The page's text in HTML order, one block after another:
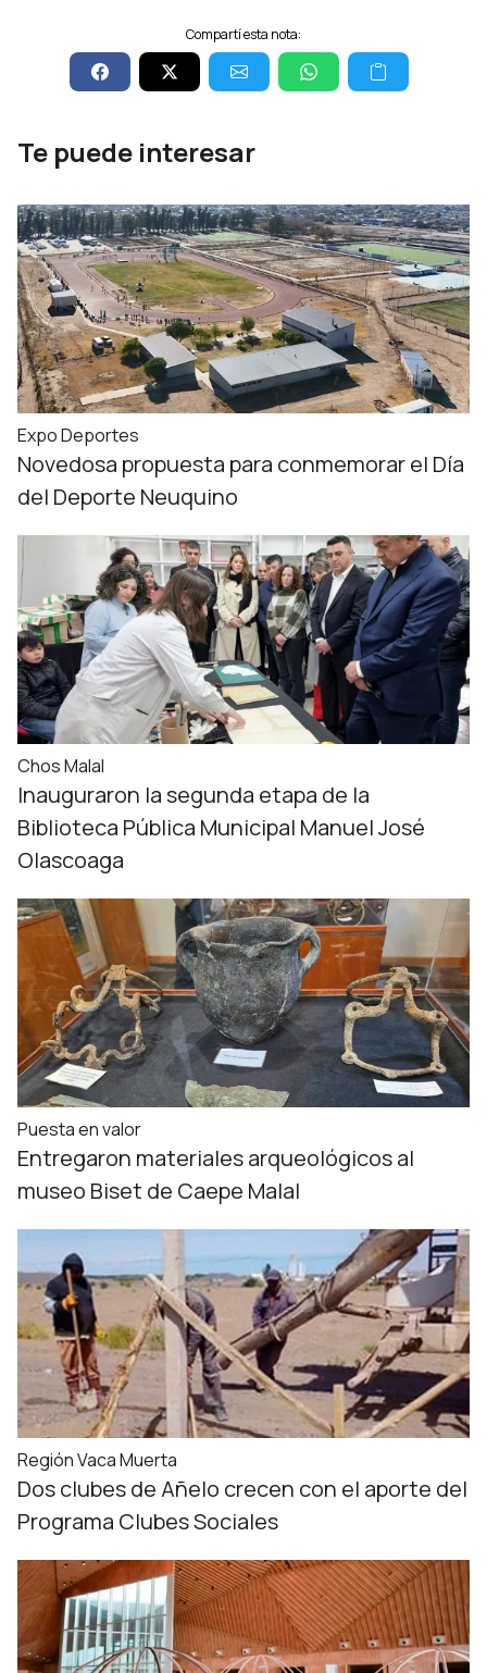
Compartí esta nota:
Te puede interesar
Expo Deportes
Novedosa propuesta para conmemorar el Día
del Deporte Neuquino
Chos Malal
Inauguraron la segunda etapa de la
Biblioteca Pública Municipal Manuel José
Olascoaga
Puesta en valor
Entregaron materiales arqueológicos al
museo Biset de Caepe Malal
Región Vaca Muerta
Dos clubes de Añelo crecen con el aporte del
Programa Clubes Sociales